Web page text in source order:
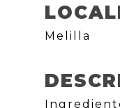
Melilla